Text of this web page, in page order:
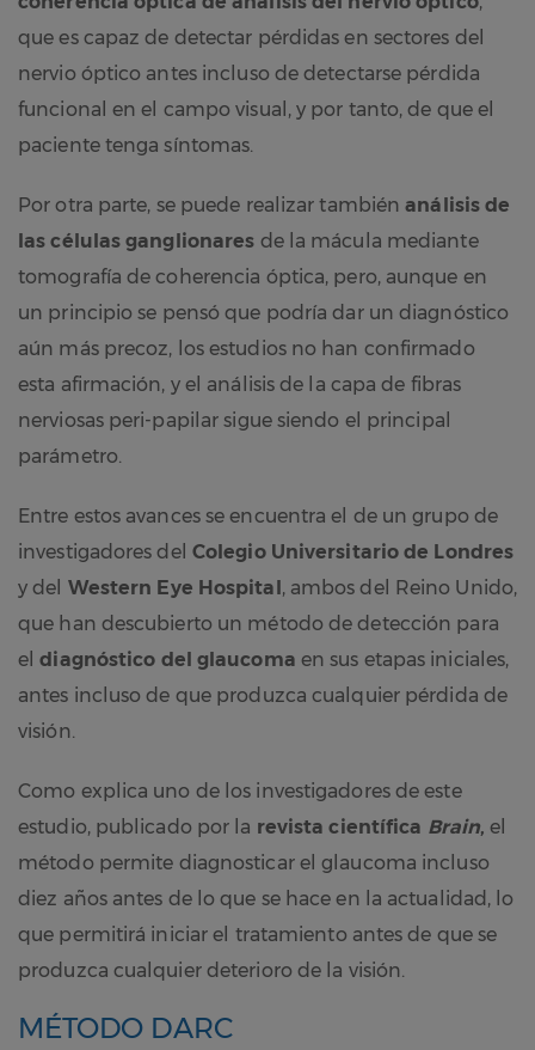
que es capaz de detectar pérdidas en sectores del
nervio óptico antes incluso de detectarse pérdida
funcional en el campo visual, y por tanto, de que el
paciente tenga síntomas.
Por otra parte, se puede realizar tambiénanálisis de
las células ganglionares de la mácula mediante
tomografía de coherencia óptica, pero, aunque en
un principio se pensó que podría dar un diagnóstico
aún más precoz, los estudios no han confirmado
esta afirmación, y el análisis de la capa de fibras
nerviosas peri-papilar sigue siendo el principal
parámetro.
Entre estos avances se encuentra el de un grupo de
investigadores del Colegio Universitario de Londres
y del Western Eye Hospital, ambos del Reino Unido,
que han descubierto un método de detección para
el diagnóstico del glaucoma en sus etapas iniciales,
antes incluso de que produzca cualquier pérdida de
visión.
Como explica uno de los investigadores de este
estudio, publicado por la revista científica Brain, el
método permite diagnosticar el glaucoma incluso
diez años antes de lo que se hace en la actualidad, lo
que permitirá iniciar el tratamiento antes de que se
produzca cualquier deterioro de la visión.
MÉTODO DARC